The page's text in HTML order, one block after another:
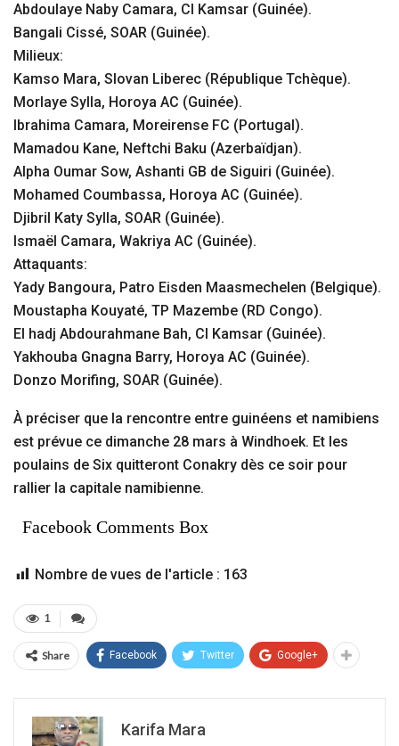
Abdoulaye Naby Camara, CI Kamsar (Guinée).
Bangali Cissé, SOAR (Guinée).
Milieux:
Kamso Mara, Slovan Liberec (République Tchèque).
Morlaye Sylla, Horoya AC (Guinée).
Ibrahima Camara, Moreirense FC (Portugal).
Mamadou Kane, Neftchi Baku (Azerbaïdjan).
Alpha Oumar Sow, Ashanti GB de Siguiri (Guinée).
Mohamed Coumbassa, Horoya AC (Guinée).
Djibril Katy Sylla, SOAR (Guinée).
Ismaël Camara, Wakriya AC (Guinée).
Attaquants:
Yady Bangoura, Patro Eisden Maasmechelen (Belgique).
Moustapha Kouyaté, TP Mazembe (RD Congo).
El hadj Abdourahmane Bah, CI Kamsar (Guinée).
Yakhouba Gnagna Barry, Horoya AC (Guinée).
Donzo Morifing, SOAR (Guinée).
À préciser que la rencontre entre guinéens et namibiens
est prévue ce dimanche 28 mars à Windhoek. Et les
poulains de Six quitteront Conakry dès ce soir pour
rallier la capitale namibienne.
Facebook Comments Box
Nombre de vues de l'article : 163
1
Share Facebook Twitter Google+
Karifa Mara